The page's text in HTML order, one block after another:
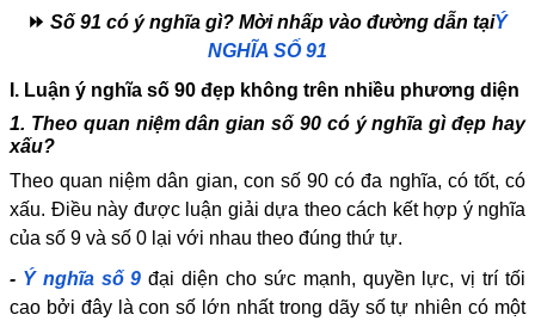
⏩ Số 91 có ý nghĩa gì? Mời nhấp vào đường dẫn tạiÝ
NGHĨA SỐ 91
I. Luận ý nghĩa số 90 đẹp không trên nhiều phương diện
1. Theo quan niệm dân gian số 90 có ý nghĩa gì đẹp hay
xấu?
Theo quan niệm dân gian, con số 90 có đa nghĩa, có tốt, có
xấu. Điều này được luận giải dựa theo cách kết hợp ý nghĩa
của số 9 và số 0 lại với nhau theo đúng thứ tự.
- Ý nghĩa số 9 đại diện cho sức mạnh, quyền lực, vị trí tối
cao bởi đây là con số lớn nhất trong dãy số tự nhiên có một